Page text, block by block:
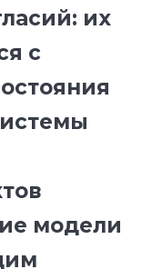
их
с
модели